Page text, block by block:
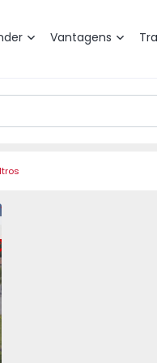
Vantagens
Angra do Heroísmo,
T3 Angra do
Moradia Geminada T3
Moradia